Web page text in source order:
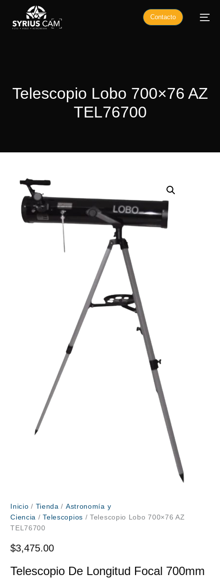
Contacto
Telescopio Lobo 700×76 AZ
TEL76700
Inicio / Tienda / Astronomía y
Ciencia /Telescopios / Telescopio Lobo 700×76 AZ
TEL76700
$3,475.00
Telescopio De Longitud Focal 700mm